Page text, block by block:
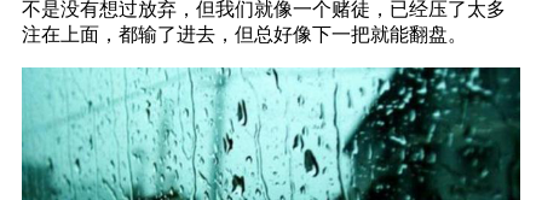
不是没有想过放弃，但我们就像一个赌徒，已经压了太多
注在上面，都输了进去，但总好像下一把就能翻盘。